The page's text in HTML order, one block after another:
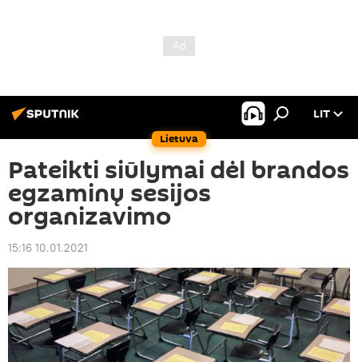
Lietuva
LIT
Pateikti siūlymai dėl brandos
egzaminų sesijos
organizavimo
15:16 10.01.2021